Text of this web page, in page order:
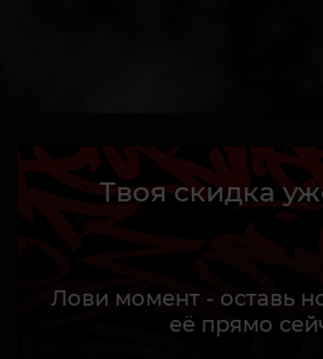
Твоя скидка
Лови момент - оставь
её прямо